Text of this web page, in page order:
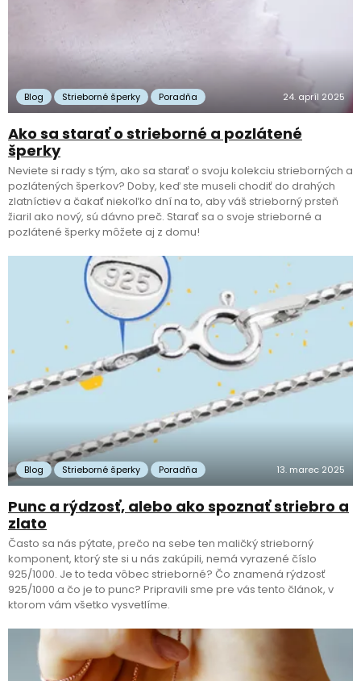
Blog Strieborné šperky Poradňa 24. apríl 2025
Ako sa starať o strieborné a pozlátené
šperky
Neviete si rady s tým, ako sa starať o svoju kolekciu strieborných a
pozlátených šperkov? Doby, keď ste museli chodiť do drahých
zlatníctiev a čakať niekoľko dní na to, aby váš strieborný prsteň
žiaril ako nový, sú dávno preč. Starať sa o svoje strieborné a
pozlátené šperky môžete aj z domu!
Blog Strieborné šperky Poradňa 13. marec 2025
Punc a rýdzosť, alebo ako spoznať striebro a
zlato
Často sa nás pýtate, prečo na sebe ten maličký strieborný
komponent, ktorý ste si u nás zakúpili, nemá vyrazené číslo
925/1000. Je to teda vôbec strieborné? Čo znamená rýdzosť
925/1000 a čo je to punc? Pripravili sme pre vás tento článok, v
ktorom vám všetko vysvetlíme.